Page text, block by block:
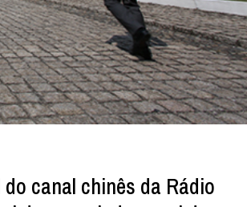
canal chinês da Rádio